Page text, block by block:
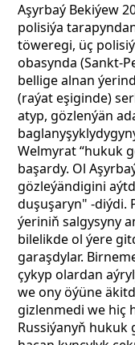
Aşyrbaý Bekiýew
polisiýa
töweregi, üç
obasynda (Sankt-
bellige alnan
(raýat eşiginde)
atyp, gözlenýän
Welmyrat “hukuk
başardy. Ol
gözleýändigini
duşuşaryn" -diýdi.
ýeriniň salgysyny
bilelikde ol ýere
garaşdylar.
çykyp olardan
we ony öýüne
gizlenmedi we hiç
Russiýanyň hukuk